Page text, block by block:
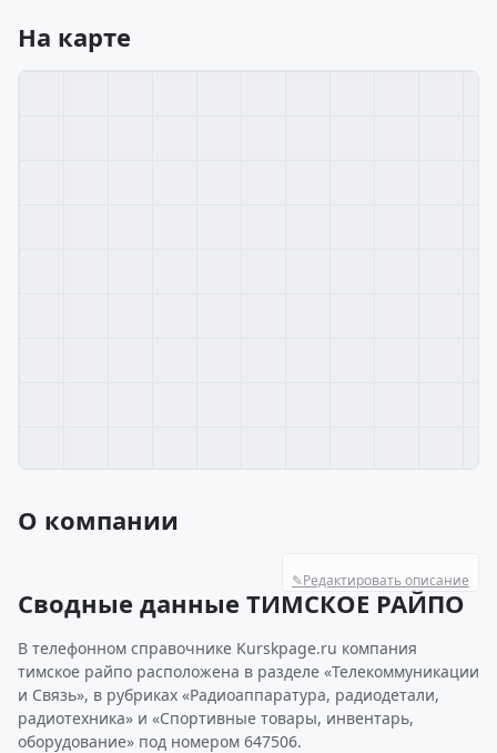
На карте
О компании
✎Редактировать описание
Сводные данные ТИМСКОЕ РАЙПО
В телефонном справочнике Kurskpage.ru компания
тимское райпо расположена в разделе «Телекоммуникации
и Связь», в рубриках «Радиоаппаратура, радиодетали,
радиотехника» и «Спортивные товары, инвентарь,
оборудование» под номером 647506.